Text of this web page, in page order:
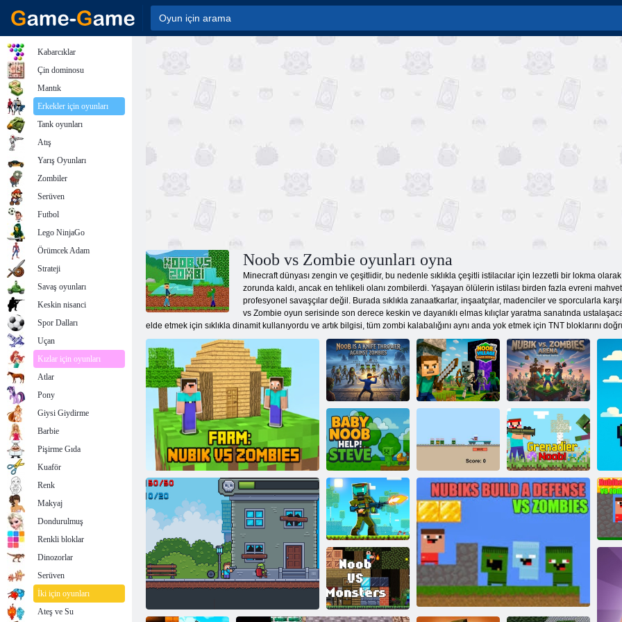
Noob vs Zombie oyunları oyna
Minecraft dünyası zengin ve çeşitlidir, bu nedenle sıklıkla çeşitli istilacılar için lezzetli bir lokma
zorunda kaldı, ancak en tehlikeli olanı zombilerdi. Yaşayan ölülerin istilası birden fazla evreni
profesyonel savaşçılar değil. Burada sıklıkla zanaatkarlar, inşaatçılar, madenciler ve sporcularla
vs Zombie oyun serisinde son derece keskin ve dayanıklı elmas kılıçlar yaratma sanatında
elde etmek için sıklıkla dinamit kullanıyordu ve artık bilgisi, tüm zombi kalabalığını aynı anda yok etmek için TNT bloklarını
Çiftlik: Nubik Zombilere Karşı
Noob,
Zombilere Karşı
Bıçak Atıcıdır
Noob Köyü
Kule Savunması
Nubik Vs
Zombies Arenası
Bebek Çekme
Yardımı! Steve
Nubikler ölü
raylar
Grenadier
Noob Legends
Zindan
Maceraları
Kabarcıklar
Çin dominosu
Mantık
Erkekler için oyunları
Tank oyunları
Atış
Yarış Oyunları
Zombiler
Serüven
Futbol
Lego NinjaGo
Örümcek Adam
Strateji
Savaş oyunları
Keskin nisanci
Spor Dalları
Uçan
Kızlar için oyunları
Atlar
Pony
Giysi Giydirme
Barbie
Pişirme Gıda
Kuaför
Renk
Makyaj
Dondurulmuş
Renkli bloklar
Dinozorlar
Serüven
İki için oyunları
Ateş ve Su